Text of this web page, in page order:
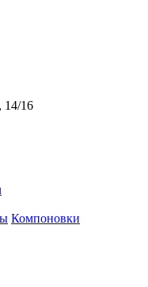
14/16
Компоновки